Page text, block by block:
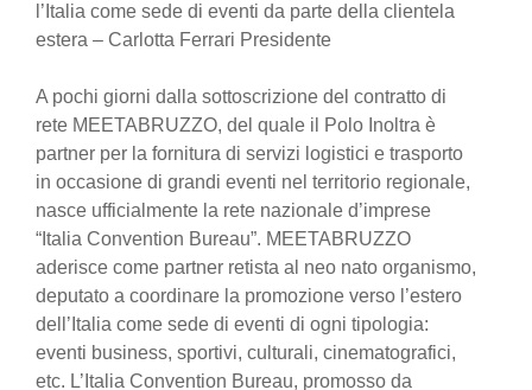
l’Italia come sede di eventi da parte della clientela
estera – Carlotta Ferrari Presidente
A pochi giorni dalla sottoscrizione del contratto di
rete MEETABRUZZO, del quale il Polo Inoltra è
partner per la fornitura di servizi logistici e trasporto
in occasione di grandi eventi nel territorio regionale,
nasce ufficialmente la rete nazionale d’imprese
“Italia Convention Bureau”. MEETABRUZZO
aderisce come partner retista al neo nato organismo,
deputato a coordinare la promozione verso l’estero
dell’Italia come sede di eventi di ogni tipologia:
eventi business, sportivi, culturali, cinematografici,
etc. L’Italia Convention Bureau, promosso da